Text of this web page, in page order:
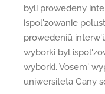
byli prowedeny
ispol'zowanie
prowedeniü
wyborki byl
wyborki. Vosem'
uniwersiteta Gany